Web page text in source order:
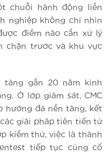
chuỗi hành động liền
nghiệp không chỉ nhìn
điểm nào cần xử lý
chặn trước và khu vực
tảng gần 20 năm kinh
Ở lớp giám sát, CMC
hướng đa nền tảng, kết
giải pháp tiên tiến từ
kiểm thử, việc là thành
tiếp tục củng cố